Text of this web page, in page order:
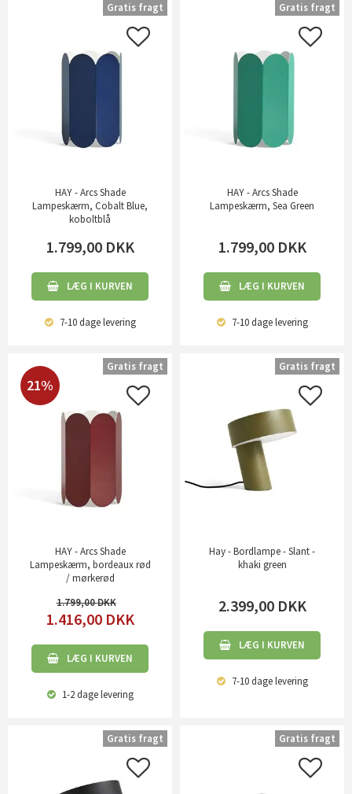
HAY - Arcs Shade
Lampeskærm, Cobalt Blue,
koboltblå
1.799,00 DKK
LÆG I KURVEN
7-10 dagelevering
Gratis fragt
HAY - Arcs Shade
Lampeskærm, Sea Green
1.799,00 DKK
LÆG I KURVEN
7-10 dagelevering
Gratis fragt
21%
HAY - Arcs Shade
Lampeskærm, bordeaux rød
/ mørkerød
1.799,00
1.416,00 DKK
LÆG I KURVEN
1-2 dagelevering
Gratis fragt
Hay - Bordlampe - Slant -
khaki green
2.399,00 DKK
LÆG I KURVEN
7-10 dagelevering
Gratis fragt
Gratis fragt Gratis fragt